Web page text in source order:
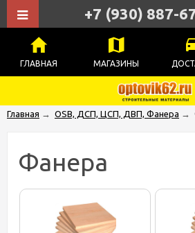
ГЛАВНАЯ МАГАЗИНЫ
+7 (930) 887-
Главная → OSB, ДСП, ЦСП, ДВП, Фанера →
Фанера